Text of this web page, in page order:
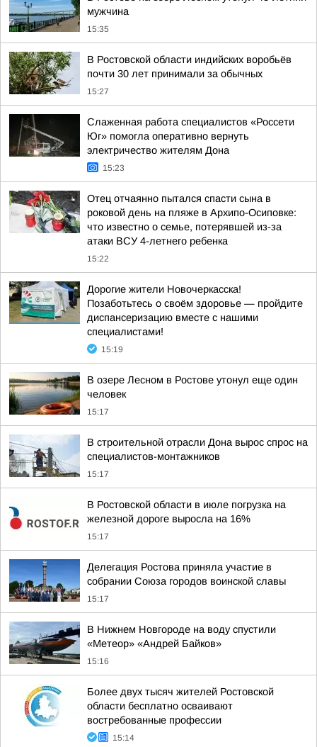
мужчина
15:35
В Ростовской области индийских воробьёв
почти 30 лет принимали за обычных
15:27
Слаженная работа специалистов «Россети
Юг» помогла оперативно вернуть
электричество жителям Дона
15:23
Отец отчаянно пытался спасти сына в
роковой день на пляже в Архипо-Осиповке:
что известно о семье, потерявшей из-за
атаки ВСУ 4-летнего ребенка
15:22
Дорогие жители Новочеркасска!
Позаботьтесь о своём здоровье — пройдите
диспансеризацию вместе с нашими
специалистами!
15:19
В озере Лесном в Ростове утонул еще один
человек
15:17
В строительной отрасли Дона вырос спрос на
специалистов-монтажников
15:17
В Ростовской области в июле погрузка на
железной дороге выросла на 16%
15:17
Делегация Ростова приняла участие в
собрании Союза городов воинской славы
15:17
В Нижнем Новгороде на воду спустили
«Метеор» «Андрей Байков»
15:16
Более двух тысяч жителей Ростовской
области бесплатно осваивают
востребованные профессии
15:14